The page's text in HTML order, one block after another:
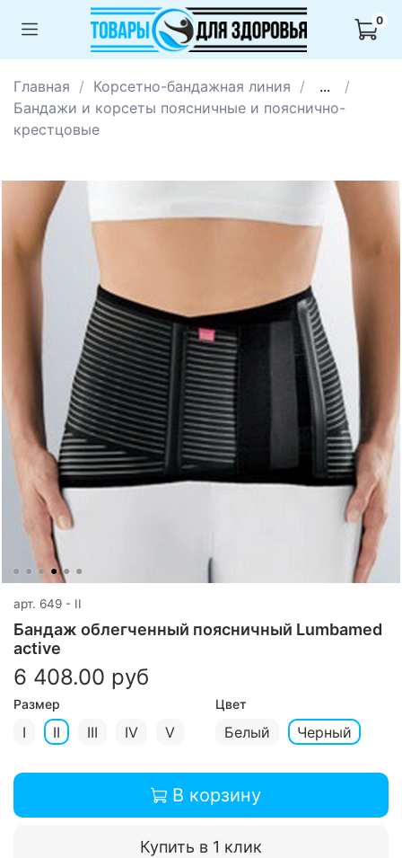
0
Главная Корсетно-бандажная линия
...
Бандажи и корсеты поясничные и пояснично-
крестцовые
арт. 649 - II
Бандаж облегченный поясничный Lumbamed
active
6 408.00 руб
Размер
I II III IV V
Цвет
Белый Черный
В корзину
Купить в 1 клик